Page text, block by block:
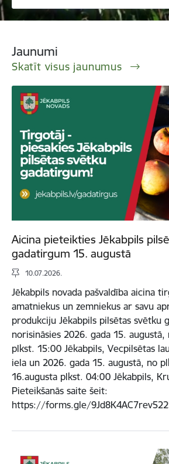
Jaunumi
Skatīt visus jaunumus
Aicina pieteikties Jēkabpils
gadatirgum 15. augustā
10.07.2026.
Jēkabpils novada pašvaldība aicina
amatniekus un zemniekus ar savu
produkciju Jēkabpils pilsētas svētku
norisināsies 2026. gada 15.
plkst. 15:00 Jēkabpils, Vecpilsētas
iela un 2026. gada 15. augustā, no
16.augusta plkst. 04:00 Jēkabpils,
Pieteikšanās saite šeit:
https://forms.gle/